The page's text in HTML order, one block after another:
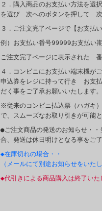
２．購入商品のお支払い方法を選
を選び 次へのボタンを押して 次
３．ご注文完了ページで【お支払
例）お支払い番号99999お支払い
ご注文完了ページに表示された 番
４．コンビニにお支払い端末機
申込券をレジに持って行き お支
だく事をご了承お願いいたします。
※従来のコンビニ払込票（ハガキ
で、スムーズなお取り引きが可能
●ご注文商品の発送のお知らせ・
合、発送は休日明けとなる事をご
◆在庫切れの場合・・
（メールにて別途お知らせをいたし
◆代引きによる商品購入は終了いた